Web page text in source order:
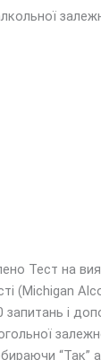
Тест на
(Michigan
і
“Так”